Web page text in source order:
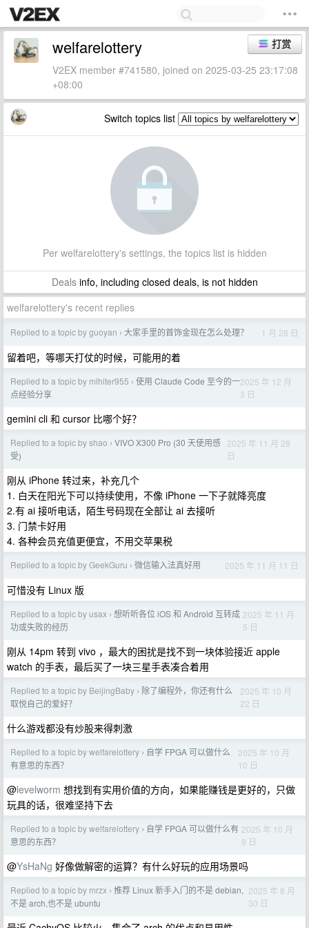
打赏
welfarelottery
V2EX member #741580, joined on 2025-03-25 23:17:08
+08:00
Switch topics list
Per welfarelottery's settings, the topics list is hidden
Dealsinfo, including closed deals, is not hidden
welfarelottery's recent replies
Replied to a topic by guoyan › 大家手里的首饰金现在怎么处理？ 1 月 28 日
留着吧，等哪天打仗的时候，可能用的着
Replied to a topic by mlhiter955 › 使用 Claude Code 至今的一
点经验分享
2025 年 12 月
3 日
gemini cli 和 cursor 比哪个好？
Replied to a topic by shao › VIVO X300 Pro (30 天使用感
受)
2025 年 11 月 28
日
刚从 iPhone 转过来，补充几个
1. 白天在阳光下可以持续使用，不像 iPhone 一下子就降亮度
2.有 ai 接听电话，陌生号码现在全部让 ai 去接听
3. 门禁卡好用
4. 各种会员充值更便宜，不用交苹果税
Replied to a topic by GeekGuru › 微信输入法真好用 2025 年 11 月 11 日
可惜没有 Linux 版
Replied to a topic by usax › 想听听各位 iOS 和 Android 互转成
功或失败的经历
2025 年 11 月
5 日
刚从 14pm 转到 vivo ，最大的困扰是找不到一块体验接近 apple
watch 的手表，最后买了一块三星手表凑合着用
Replied to a topic by BeijingBaby › 除了编程外，你还有什么
取悦自己的爱好？
2025 年 10 月
22 日
什么游戏都没有炒股来得刺激
Replied to a topic by welfarelottery › 自学 FPGA 可以做什么
有意思的东西？
2025 年 10 月
10 日
@levelworm 想找到有实用价值的方向，如果能赚钱是更好的，只做
玩具的话，很难坚持下去
Replied to a topic by welfarelottery › 自学 FPGA 可以做什么有
意思的东西？
2025 年 10 月
9 日
@YsHaNg 好像做解密的运算？有什么好玩的应用场景吗
Replied to a topic by mrzx › 推荐 Linux 新手入门的不是 debian,
不是 arch,也不是 ubuntu
2025 年 8 月
30 日